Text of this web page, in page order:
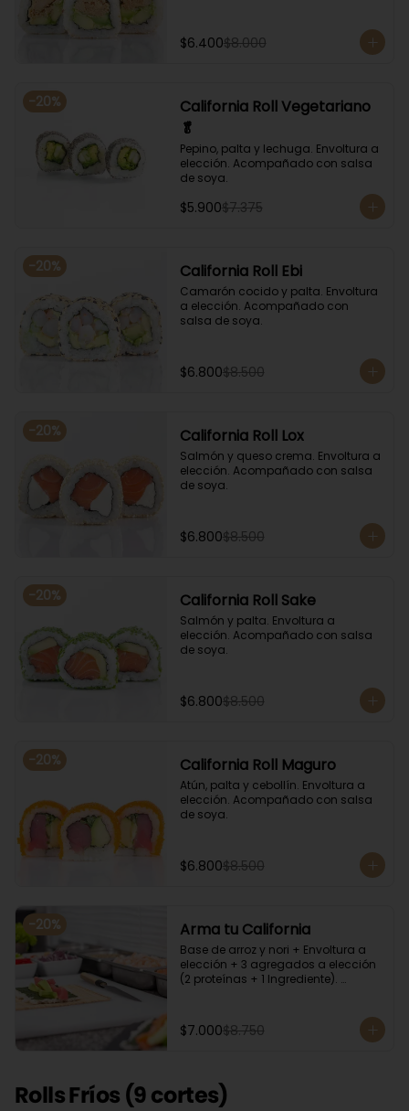
$6.400$8.000
-20%
California Roll Vegetariano
🥬
Pepino, palta y lechuga. Envoltura a
elección. Acompañado con salsa
de soya.
$5.900$7.375
-20% California Roll Ebi
Camarón cocido y palta. Envoltura
a elección. Acompañado con
salsa de soya.
$6.800$8.500
-20% California Roll Lox
Salmón y queso crema. Envoltura a
elección. Acompañado con salsa
de soya.
$6.800$8.500
-20% California Roll Sake
Salmón y palta. Envoltura a
elección. Acompañado con salsa
de soya.
$6.800$8.500
-20% California Roll Maguro
Atún, palta y cebollín. Envoltura a
elección. Acompañado con salsa
de soya.
$6.800$8.500
-20% Arma tu California
Base de arroz y nori + Envoltura a
elección + 3 agregados a elección
(2 proteínas + 1 Ingrediente).
$7.000$8.750
Rolls Fríos (9 cortes)